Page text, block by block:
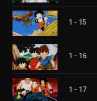
1 - 15
1 - 16
1 - 17